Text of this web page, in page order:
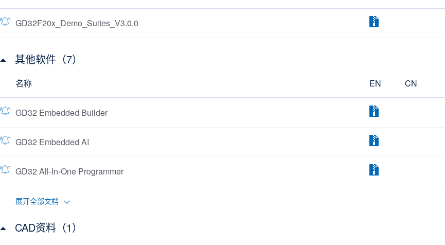
GD32F20x_Demo_Suites_V3.0.0
其他软件（7）
名称 EN CN
GD32 Embedded Builder
GD32 Embedded AI
GD32 All-In-One Programmer
展开全部文档
CAD资料（1）